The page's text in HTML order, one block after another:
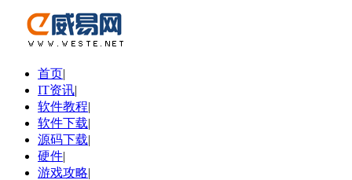
首页|
IT资讯|
软件教程|
软件下载|
源码下载|
硬件|
游戏攻略|